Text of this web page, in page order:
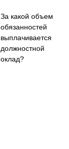
За какой объем
обязанностей
выплачивается
должностной
оклад?